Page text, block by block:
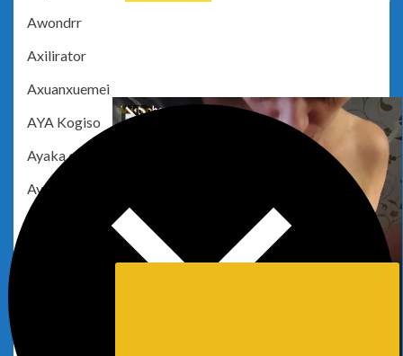
Awondrr
Axilirator
Axuanxuemei
AYA Kogiso
Ayaka cosplay
Ayaka Moe